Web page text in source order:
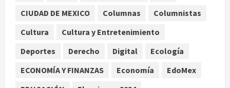
Fallece Jorge Messi, padre y
representante de Lionel Messi, en
agosto 8, 2026
Nacional
Alejandro Moreno critica la
CIUDAD DE MEXICO
Columnas
Columnistas
Cultura
Cultura y Entretenimiento
Deportes
Derecho Digital
Ecología
ECONOMÍA Y FINANZAS
Economía
EdoMex